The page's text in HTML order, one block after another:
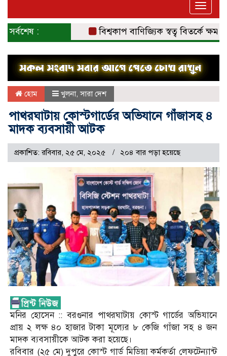
Toggle
সর্বশেষ : বিশ্বকাপ বাণিজ্যিক স্বত্ব বিতর্কে ক্ষমা
হোম খুলনা,সারা দেশ
পাথরঘাটায় কোস্টগার্ডের অভিযানে গাঁজাসহ ৪
মাদক ব্যবসায়ী আটক
প্রকাশিত: রবিবার, ২৫ মে, ২০২৫ ২০৪ বার পড়া হয়েছে
মনির হোসেন :: বরগুনার পাথরঘাটায় কোস্ট গার্ডের অভিযানে
প্রায় ২ লক্ষ ৪০ হাজার টাকা মূল্যের ৮ কেজি গাঁজা সহ ৪ জন
মাদক ব্যবসায়ীকে আটক করা হয়েছে।
রবিবার (২৫ মে) দুপুরে কোস্ট গার্ড মিডিয়া কর্মকর্তা লেফটেন্যান্ট